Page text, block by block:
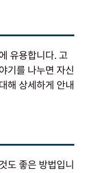
유용합니다. 고
기를 나누면 자신
해 상세하게 안내
도 좋은 방법입니